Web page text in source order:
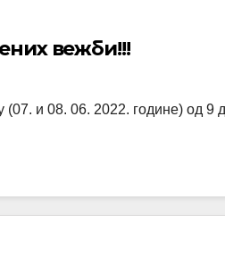
вежби!!!
и 08. 06. 2022. године) од 9